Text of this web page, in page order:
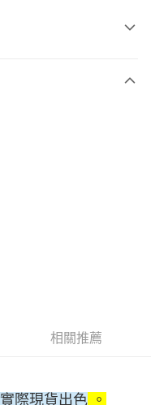
相關推薦
實際現貨出色 。